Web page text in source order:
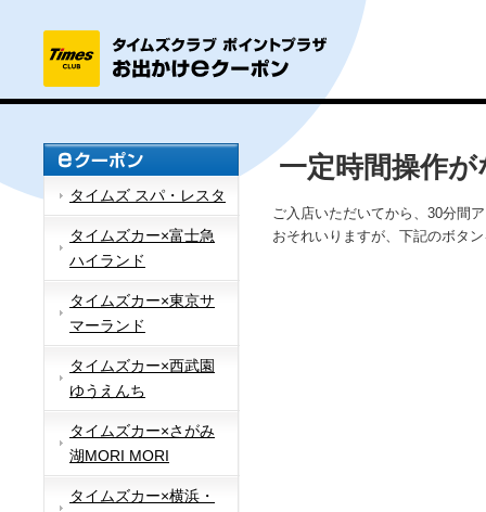
タイムズ スパ・レスタ
タイムズカー×富士急
ハイランド
タイムズカー×東京サ
マーランド
タイムズカー×西武園
ゆうえんち
タイムズカー×さがみ
湖MORI MORI
タイムズカー×横浜・
一定時間操作
ご入店いただいてから、30分間
おそれいりますが、下記のボタ